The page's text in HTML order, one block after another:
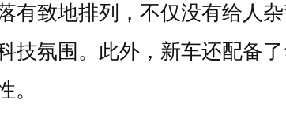
有致地排列，不仅没有给人
技氛围。此外，新车还配备
。